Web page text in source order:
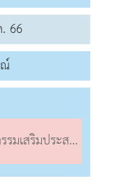
66
ริมประสบการณ์